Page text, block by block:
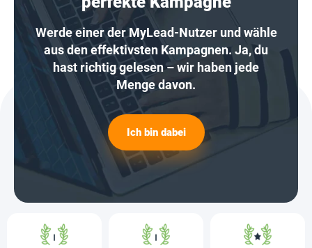
Werde einer der MyLead-Nutzer und wähle
aus den effektivsten Kampagnen. Ja, du
hast richtig gelesen – wir haben jede
Menge davon.
Ich bin dabei